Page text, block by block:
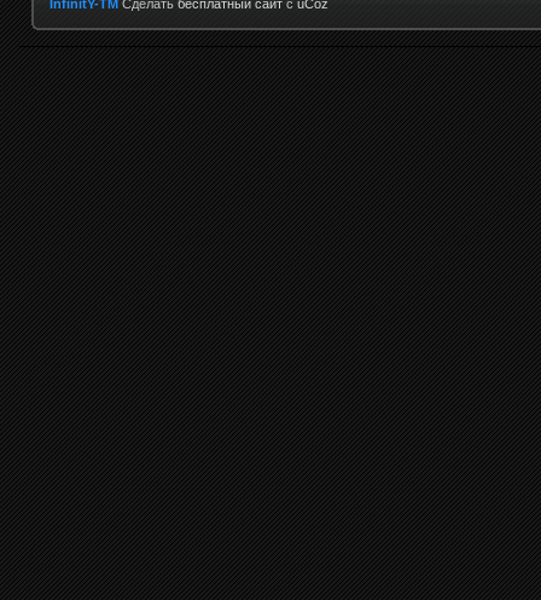
InfinitY-TM Сделать бесплатный сайт с uCoz